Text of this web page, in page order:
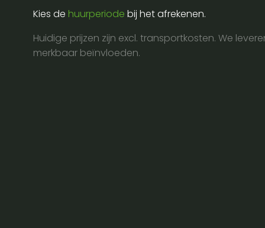
Kies de huurperiode bij het afrekenen.
Huidige prijzen zijn excl. transportkosten. We
merkbaar beïnvloeden.